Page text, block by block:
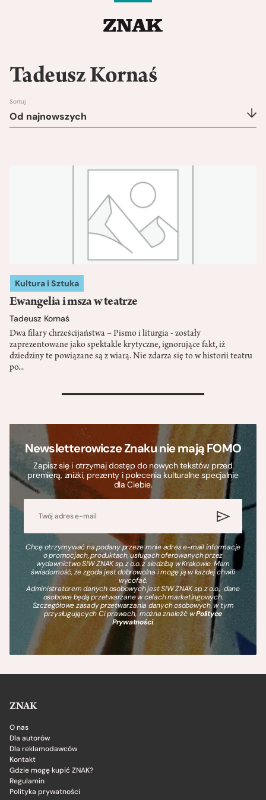
Tadeusz Kornaś
Sortuj
Od najnowszych
Kultura i Sztuka
Ewangelia i msza w teatrze
Tadeusz Kornaś
Dwa filary chrześcijaństwa – Pismo i liturgia - zostały
zaprezentowane jako spektakle krytyczne, ignorujące fakt, iż
dziedziny te powiązane są z wiarą. Nie zdarza się to w historii teatru
po...
>
Newsletterowicze Znaku nie mają FOMO
Zapisz się i otrzymaj dostęp do nowych tekstów przed
premierą, zniżki, prezenty i polecenia kulturalne specjalnie
dla Ciebie.
Chcę otrzymywać na podany przeze mnie adres e-mail informacje
o promocjach, produktach, usługach oferowanych przez
wydawnictwo SIW ZNAK sp. z o.o. z siedzibą w Krakowie. Mam
świadomość, że zgoda jest dobrowolna i mogę ją w każdej chwili
wycofać.
Administratorem danych osobowych jest SIW ZNAK sp. z o.o., dane
osobowe będą przetwarzane w celach marketingowych.
Szczegółowe zasady przetwarzania danych osobowych, w tym
przysługujących Ci prawach, można znaleźć wPolityce
Prywatności.
ZNAK
O nas
Dla autorów
Dla reklamodawców
Kontakt
Gdzie mogę kupić ZNAK?
Regulamin
Polityka prywatności